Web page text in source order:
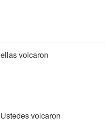
ellas volcaron
Ustedes volcaron